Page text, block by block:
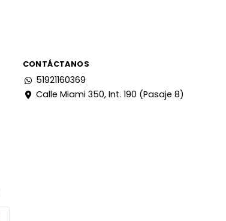
CONTÁCTANOS
51921160369
Calle Miami 350, Int. 190 (Pasaje 8)